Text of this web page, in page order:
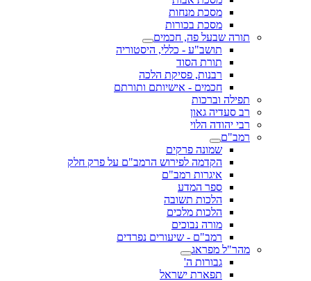
מסכת מנחות
מסכת בכורות
תורה שבעל פה, חכמים
תושב"ע - כללי, היסטוריה
תורת הסוד
רבנות, פסיקת הלכה
חכמים - אישיותם ותורתם
תפילה וברכות
רב סעדיה גאון
רבי יהודה הלוי
רמב"ם
שמונה פרקים
הקדמה לפירוש הרמב"ם על פרק חלק
איגרות רמב"ם
ספר המדע
הלכות תשובה
הלכות מלכים
מורה נבוכים
רמב"ם - שיעורים נפרדים
מהר"ל מפראג
גבורות ה'
תפארת ישראל